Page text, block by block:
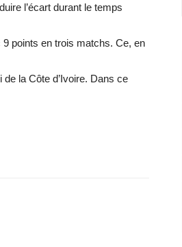
l’écart durant le temps
points en trois matchs. Ce, en
la Côte d’Ivoire. Dans ce